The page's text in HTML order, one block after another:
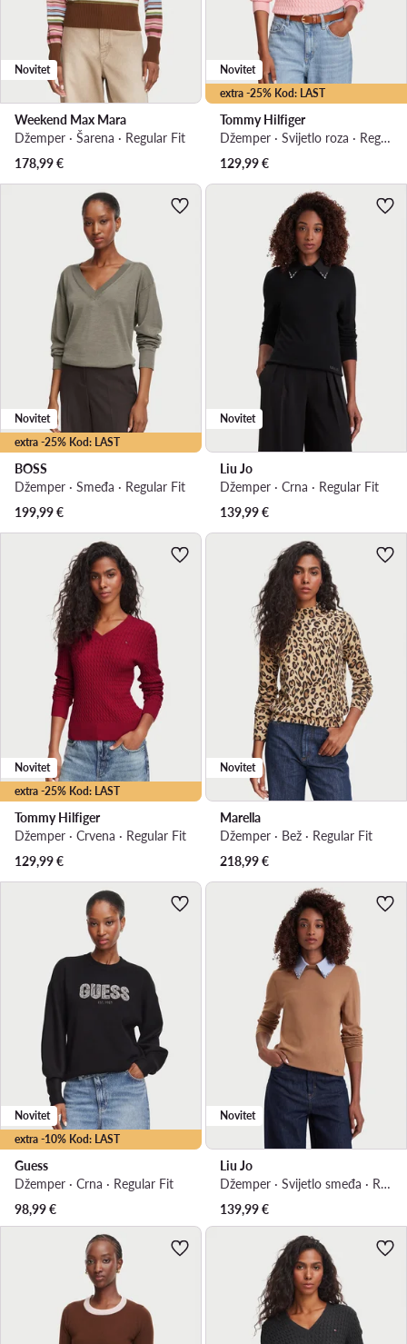
Novitet
Weekend Max Mara
Džemper · Šarena · Regular Fit
178,99€
extra -25% Kod: LAST
Novitet
Tommy Hilfiger
Džemper · Svijetlo roza · Regular Fit
129,99€
extra -25% Kod: LAST
Novitet
BOSS
Džemper · Smeđa · Regular Fit
199,99€
Novitet
Liu Jo
Džemper · Crna · Regular Fit
139,99€
extra -25% Kod: LAST
Novitet
Tommy Hilfiger
Džemper · Crvena · Regular Fit
129,99€
Novitet
Marella
Džemper · Bež · Regular Fit
218,99€
extra -10% Kod: LAST
Novitet
Guess
Džemper · Crna · Regular Fit
98,99€
Novitet
Liu Jo
Džemper · Svijetlo smeđa · Regular Fit
139,99€